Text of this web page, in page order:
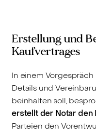
Erstellung und
Kaufvertrages
In einem
Details und
beinhalten soll,
erstellt der Notar den
Parteien den